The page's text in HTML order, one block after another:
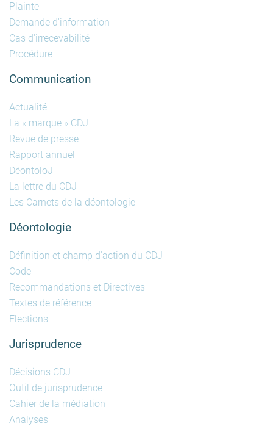
Plainte
Demande d'information
Cas d'irrecevabilité
Procédure
Communication
Actualité
La « marque » CDJ
Revue de presse
Rapport annuel
DéontoloJ
La lettre du CDJ
Les Carnets de la déontologie
Déontologie
Définition et champ d'action du CDJ
Code
Recommandations et Directives
Textes de référence
Elections
Jurisprudence
Décisions CDJ
Outil de jurisprudence
Cahier de la médiation
Analyses